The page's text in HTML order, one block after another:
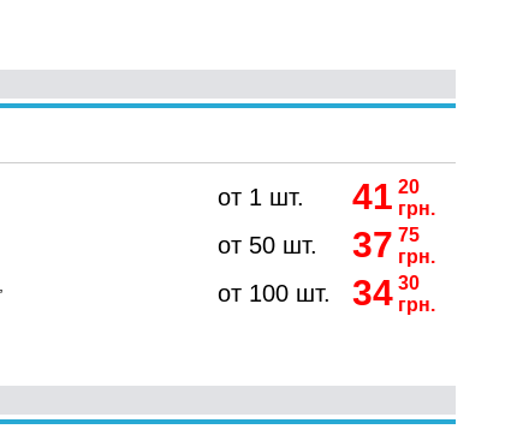
от 1 шт. 41 20
грн.
от 50 шт. 37 75
грн.
от 100 шт. 34 30
грн.